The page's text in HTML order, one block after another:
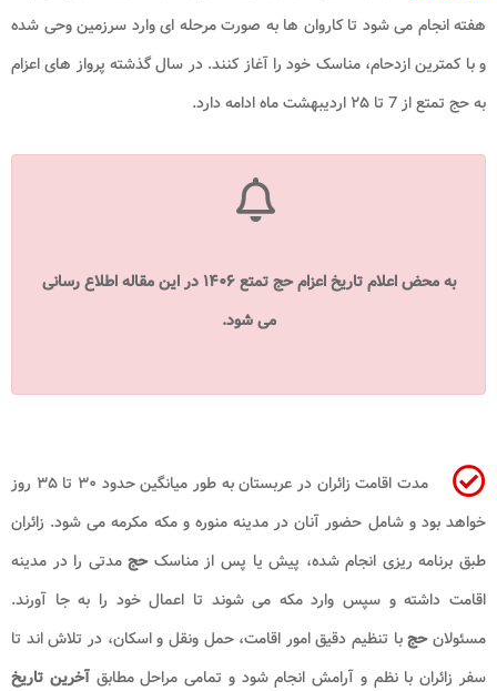
هفته انجام می شود تا کاروان ها به صورت مرحله ای وارد سرزمین وحی شده
و با کمترین ازدحام، مناسک خود را آغاز کنند. در سال گذشته پرواز های اعزام
به حج تمتع از 7 تا ۲۵ اردیبهشت‌ ماه ادامه دارد.
به محض اعلام تاریخ اعزام حج تمتع ۱۴۰۶ در این مقاله اطلاع رسانی
می شود.
مدت اقامت زائران در عربستان به طور میانگین حدود ۳۰ تا ۳۵ روز
خواهد بود و شامل حضور آنان در مدینه منوره و مکه مکرمه می شود. زائران
طبق برنامه ریزی انجام شده، پیش یا پس از مناسکحجمدتی را در مدینه
اقامت داشته و سپس وارد مکه می شوند تا اعمال خود را به جا آورند.
مسئولانحجبا تنظیم دقیق امور اقامت، حمل ونقل و اسکان، در تلاش اند تا
سفر زائران با نظم و آرامش انجام شود و تمامی مراحل مطابقآخرین تاریخ